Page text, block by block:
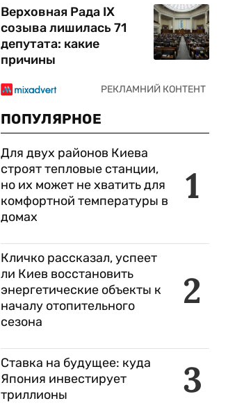
Верховная Рада IX
созыва лишилась 71
депутата: какие
причины
ПОПУЛЯРНОЕ
1
Для двух районов Киева
строят тепловые станции,
но их может не хватить для
комфортной температуры в
домах
2
Кличко рассказал, успеет
ли Киев восстановить
энергетические объекты к
началу отопительного
сезона
3
Ставка на будущее: куда
Япония инвестирует
триллионы